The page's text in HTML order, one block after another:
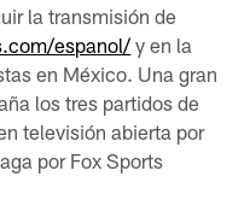
la transmisión de
espanol/y en la
en México. Una gran
los tres partidos de
televisión abierta por
por Fox Sports